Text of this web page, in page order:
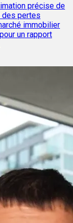
précise de
des pertes
immobilier
un rapport